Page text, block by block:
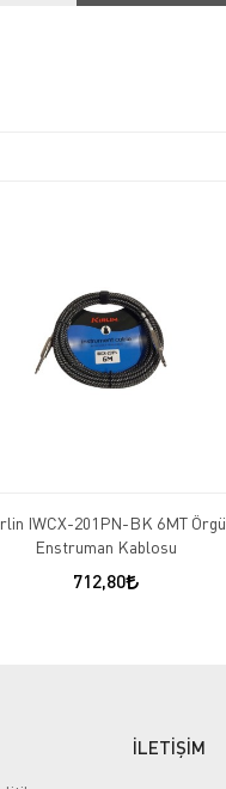
IWCX-201PN-BK 6MT Örgü
Enstruman Kablosu
712,80
İLETİŞİM